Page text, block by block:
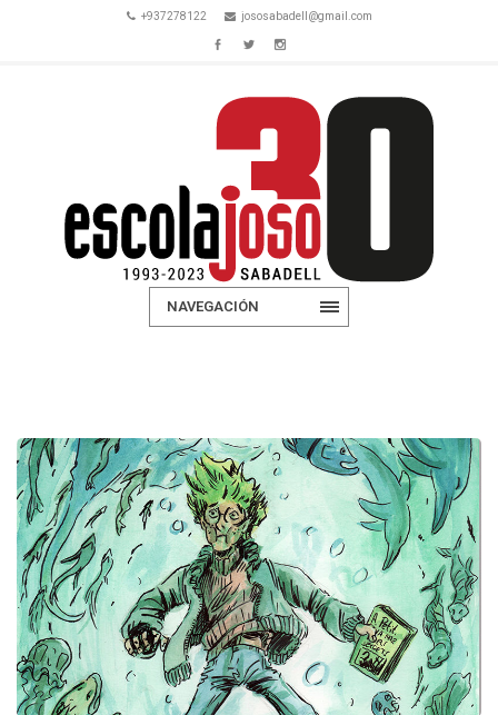
+937278122 jososabadell@gmail.com
NAVEGACIÓN